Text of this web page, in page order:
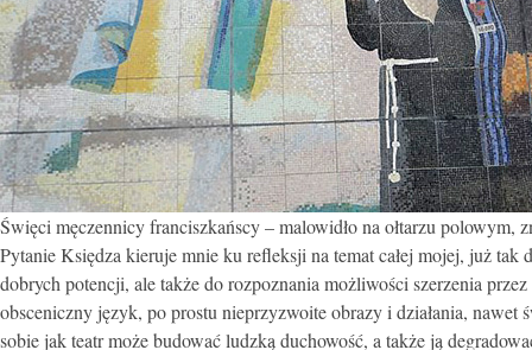
Święci męczennicy franciszkańscy – malowidło na ołtarzu
Pytanie Księdza kieruje mnie ku refleksji na temat całej mojej, już
dobrych potencji, ale także do rozpoznania możliwości szerzenia
obsceniczny język, po prostu nieprzyzwoite obrazy i działania,
sobie jak teatr może budować ludzką duchowość, a także ją